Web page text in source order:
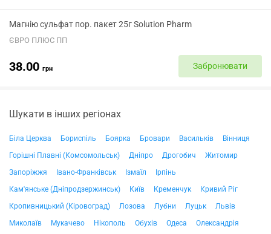
Магнію сульфат пор. пакет 25г Solution Pharm
ЄВРО ПЛЮС ПП
38.00 грн Забронювати
Шукати в інших регіонах
Біла Церква Бориспіль Боярка Бровари Васильків
Вінниця
Горішні Плавні (Комсомольськ)
Дніпро Дрогобич
Житомир
Запоріжжя
Івано-Франківськ Ізмаїл
Ірпінь
Кам'янське (Дніпродзержинськ)
Київ Кременчук
Кривий Ріг
Кропивницький (Кіровоград)
Лозова Лубни Луцьк
Львів
Миколаїв
Мукачево Нікополь Обухів Одеса
Олександрія